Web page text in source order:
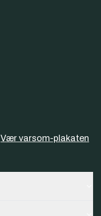
Vær varsom-plakaten